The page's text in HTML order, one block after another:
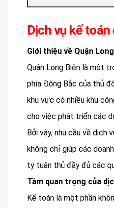
Dịch vụ kế
Giới thiệu về Quận
Quận Long Biên là một
phía Đông Bắc của thủ
khu vực có nhiều khu
cho việc phát triển các
Bởi vậy, nhu cầu về dịch
không chỉ giúp các
ty tuân thủ đầy đủ các
Tầm quan trọng của
Kế toán là một phần